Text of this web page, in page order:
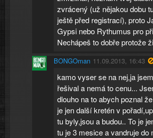
zvrácený (už nějakou dobu
ještě před registrací), proto
Gypsi nebo Rythumus pro
Nechápeš to dobře protože
BONGOman 11.09.2013, 16:43
kamo vyser se na nej,ja
řešival a nemá to cenu...
dlouho na to abych poznal
je jen další kretén v
tu byly,jsou a budou.. To je
tu je 3 mesice a vandruje do